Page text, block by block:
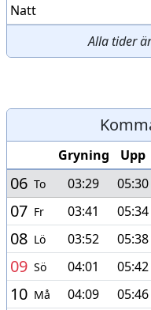
Natt
Alla tider
Gryning Upp
06 To 03:29 05:30
07 Fr 03:41 05:34
08 Lö 03:52 05:38
09 Sö 04:01 05:42
10 Må 04:09 05:46